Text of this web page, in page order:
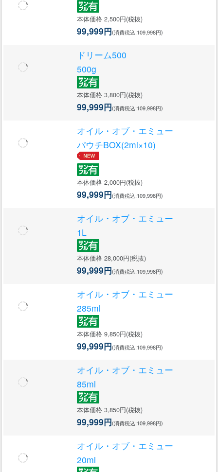
本体価格 2,500円(税抜)
99,999円(消費税込:109,998円)
ドリーム500
500g
本体価格 3,800円(税抜)
99,999円(消費税込:109,998円)
オイル・オブ・エミュー
パウチBOX(2ml×10)
本体価格 2,000円(税抜)
99,999円(消費税込:109,998円)
オイル・オブ・エミュー
1L
本体価格 28,000円(税抜)
99,999円(消費税込:109,998円)
オイル・オブ・エミュー
285ml
本体価格 9,850円(税抜)
99,999円(消費税込:109,998円)
オイル・オブ・エミュー
85ml
本体価格 3,850円(税抜)
99,999円(消費税込:109,998円)
オイル・オブ・エミュー
20ml